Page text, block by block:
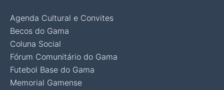
Agenda Cultural e Convites
Becos do Gama
Coluna Social
Fórum Comunitário do Gama
Futebol Base do Gama
Memorial Gamense